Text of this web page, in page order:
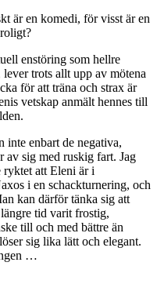
är en komedi, för visst är en
enstöring som hellre
trots allt upp av mötena
för att träna och strax är
vetskap anmält hennes till
inte enbart de negativa,
av sig med ruskig fart. Jag
ryktet att Eleni är i
i en schackturnering, och
kan därför tänka sig att
tid varit frostig,
till och med bättre än
sig lika lätt och elegant.
…